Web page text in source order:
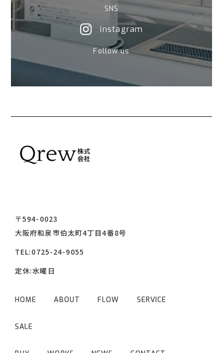
SNS
instagram
Follow us
〒594-0023
大阪府和泉市伯太町4丁目4番8号
TEL:0725-24-9055
定休:水曜日
HOME ABOUT FLOW SERVICE
SALE